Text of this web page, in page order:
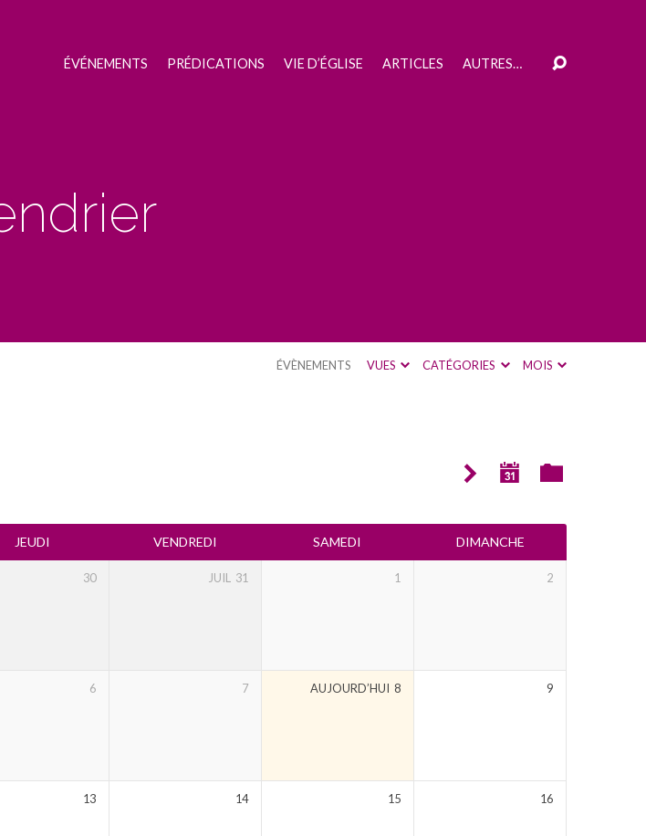
ÉVÉNEMENTS PRÉDICATIONS VIE D’ÉGLISE ARTICLES AUTRES…
ÉVÈNEMENTS VUES CATÉGORIES MOIS
JEUDI VENDREDI SAMEDI DIMANCHE
30 JUIL 31 1 2
6 7 AUJOURD’HUI 8 9
13 14 15 16